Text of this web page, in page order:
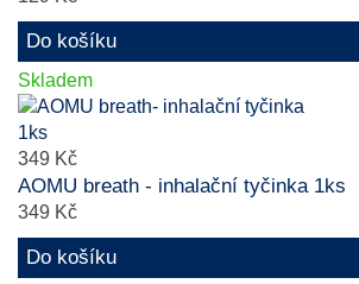
Do košíku
Skladem
349 Kč
AOMU breath - inhalační tyčinka 1ks
349 Kč
Do košíku